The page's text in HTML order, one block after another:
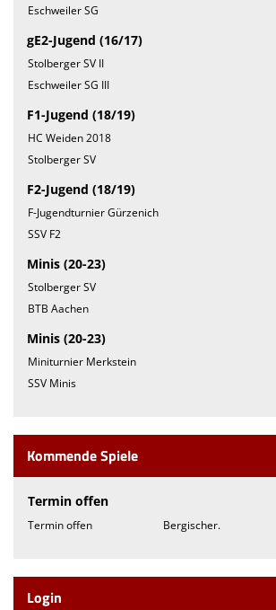
Eschweiler SG
gE2-Jugend (16/17)
Stolberger SV II
Eschweiler SG III
F1-Jugend (18/19)
HC Weiden 2018
Stolberger SV
F2-Jugend (18/19)
F-Jugendturnier Gürzenich
SSV F2
Minis (20-23)
Stolberger SV
BTB Aachen
Minis (20-23)
Miniturnier Merkstein
SSV Minis
Kommende Spiele
Termin offen
Termin offen Bergischer.
Login